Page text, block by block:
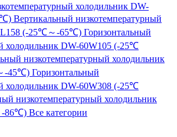
холодильник DW-
Вертикальный низкотемпературный
(-25℃～-65℃) Горизонтальный
холодильник DW-60W105 (-25℃
низкотемпературный холодильник
-45℃) Горизонтальный
холодильник DW-60W308 (-25℃
низкотемпературный холодильник
-86℃) Все категории